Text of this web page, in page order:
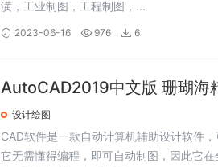
潢，工业制图，工程制图，...
2023-06-16 976 6
AutoCAD2019中文版 珊瑚海
设计绘图
CAD软件是一款自动计算机辅助设计软件
它无需懂得编程，即可自动制图，因此它